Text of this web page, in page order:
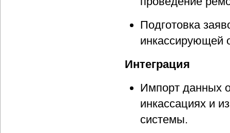
Подготовка
инкассирующей
Интеграция
Импорт данных
инкассациях и
системы.